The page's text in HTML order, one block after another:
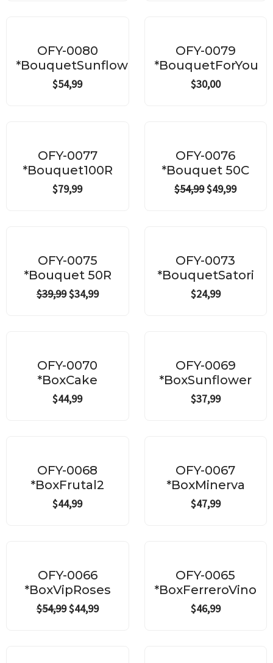
OFY-0080
*BouquetSunflowers
$54,99
OFY-0079
*BouquetForYou
$30,00
OFY-0077
*Bouquet100R
$79,99
OFY-0076
*Bouquet 50C
$54,99
was:
$54,99.
$49,99
$49,99.
OFY-0075
*Bouquet 50R
$39,99
was:
$39,99.
$34,99
$34,99.
OFY-0073
*BouquetSatori
$24,99
OFY-0070
*BoxCake
$44,99
OFY-0069
*BoxSunflower
$37,99
OFY-0068
*BoxFrutal2
$44,99
OFY-0067
*BoxMinerva
$47,99
OFY-0066
*BoxVipRoses
$54,99
was:
$54,99.
$44,99
$44,99.
OFY-0065
*BoxFerreroVino
$46,99